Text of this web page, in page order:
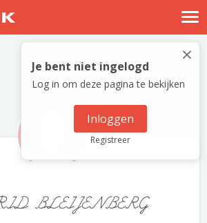
Nostalgische verhalen
Log in
Meld je gratis aan
×
Je bent niet ingelogd
Log in om deze pagina te bekijken
Inloggen
Registreer
BLEIJENBERG